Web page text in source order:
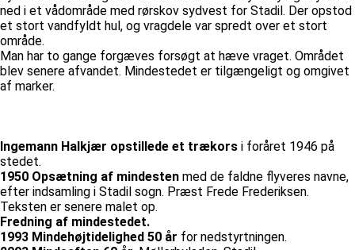
ned i et vådområde med rørskov sydvest for Stadil. Der opstod
et stort vandfyldt hul, og vragdele var spredt over et stort
område.
Man har to gange forgæves forsøgt at hæve vraget. Området
blev senere afvandet. Mindestedet er tilgængeligt og omgivet
af marker.
Ingemann Halkjær opstillede et trækors i foråret 1946 på
stedet.
1950 Opsætning af mindesten med de faldne flyveres navne,
efter indsamling i Stadil sogn. Præst Frede Frederiksen.
Teksten er senere malet op.
Fredning af mindestedet.
1993 Mindehøjtidelighed 50 år for nedstyrtningen.